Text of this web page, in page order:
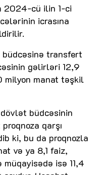
2024-cü ilin 1-ci
icrasına
transfert
gəlirləri 12,9
milyon manat təşkil
büdcəsinin
qarşı
ki, bu da proqnozla
və ya 8,1 faiz,
isə 11,4